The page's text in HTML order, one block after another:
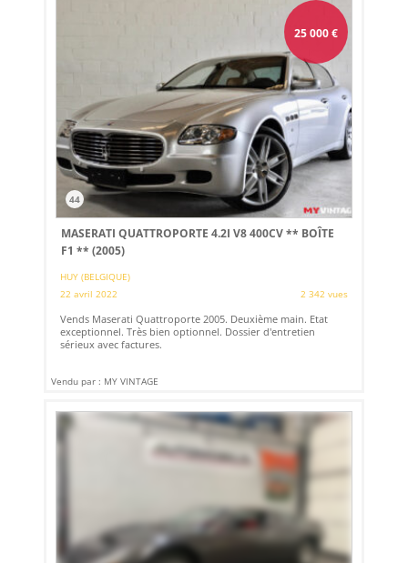
25 000€
44
MASERATI QUATTROPORTE 4.2I V8 400CV ** BOÎTE
F1 ** (2005)
HUY (BELGIQUE)
22 avril 2022
2 342 vues
Vends Maserati Quattroporte 2005. Deuxième main. Etat
exceptionnel. Très bien optionnel. Dossier d'entretien
sérieux avec factures.
Vendu par : MY VINTAGE